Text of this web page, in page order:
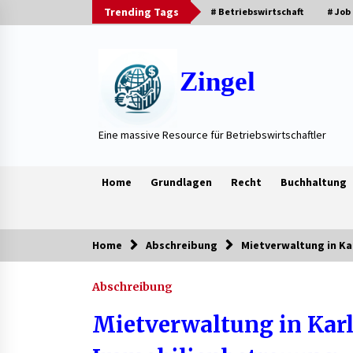
to
Trending Tags # Betriebswirtschaft # Job
Zingel
Eine massive Resource für Betriebswirtschaftler
Home Grundlagen Recht Buchhaltung
Trending Now
vor der Beauftragung oft vergessen
werden
3 Wochen ago
Home Abschreibung Mietverwaltung in
Abschreibung
Mietverwaltung in